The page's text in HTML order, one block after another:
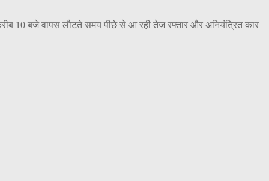
10 बजे वापस लौटते समय पीछे से आ रही तेज रफ्तार और अनियंत्रित कार